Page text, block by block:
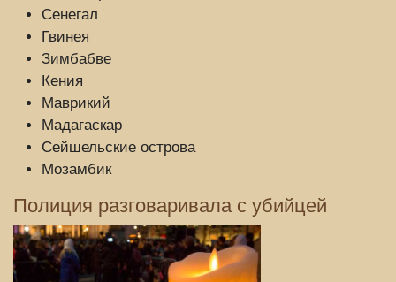
Сенегал
Гвинея
Зимбабве
Кения
Маврикий
Мадагаскар
Сейшельские острова
Мозамбик
Полиция разговаривала с убийцей